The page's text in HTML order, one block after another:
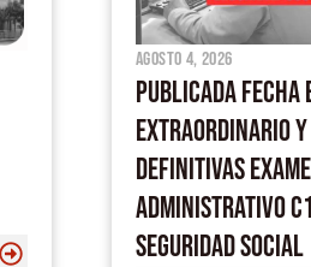
agosto 4, 2026
PUBLICADA FECHA
EXTRAORDINARIO
DEFINITIVAS
ADMINISTRATIVO
SEGURIDAD SOCIAL